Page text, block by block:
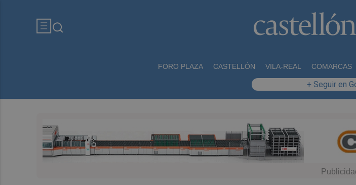
FORO PLAZA CASTELLÓN VILA-REAL COMARCAS
+ Seguir en